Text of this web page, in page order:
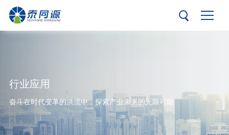
行业应用
奋斗在时代变革的洪流中，探索产业未来的无限可能